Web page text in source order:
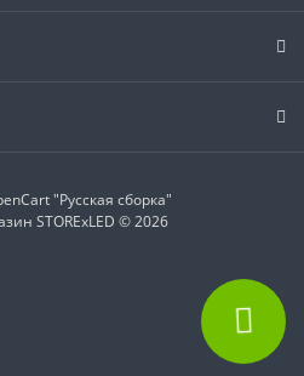
"Русская сборка"
STORExLED © 2026